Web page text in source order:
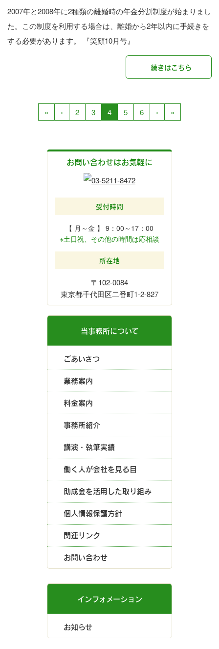
2007年と2008年に2種類の離婚時の年金分割制度が始まりまし
た。この制度を利用する場合は、離婚から2年以内に手続きを
する必要があります。 『笑顔10月号』
続きはこちら
« ‹ 2 3 4 5 6 › »
お問い合わせはお気軽に
受付時間
【 月～金 】 9：00～17：00
※土日祝、その他の時間は応相談
所在地
〒102-0084
東京都千代田区二番町1-2-827
当事務所について
ごあいさつ
業務案内
料金案内
事務所紹介
講演・執筆実績
働く人が会社を見る目
助成金を活用した取り組み
個人情報保護方針
関連リンク
お問い合わせ
インフォメーション
お知らせ